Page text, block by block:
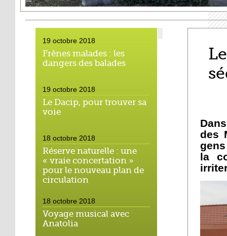
19 octobre 2018
Frênes malades : les
dangers des balades
19 octobre 2018
Le Dacip, pour trouver sa
voie
18 octobre 2018
Réserve naturelle : une
« vraie concertation »
pour le nouveau plan de
circulation
18 octobre 2018
Voyage musical avec
Anatolia
des
la